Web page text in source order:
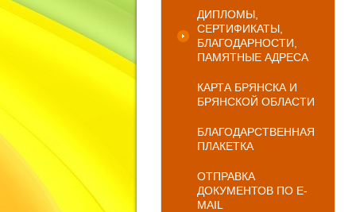
ДИПЛОМЫ,
СЕРТИФИКАТЫ,
БЛАГОДАРНОСТИ,
ПАМЯТНЫЕ АДРЕСА
КАРТА БРЯНСКА И
БРЯНСКОЙ ОБЛАСТИ
БЛАГОДАРСТВЕННАЯ
ПЛАКЕТКА
ОТПРАВКА
ДОКУМЕНТОВ ПО E-
MAIL